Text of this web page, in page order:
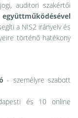
auditori szakértői
a NIS2 irányelv és
történő hatékony
- személyre szabott
és 10 online